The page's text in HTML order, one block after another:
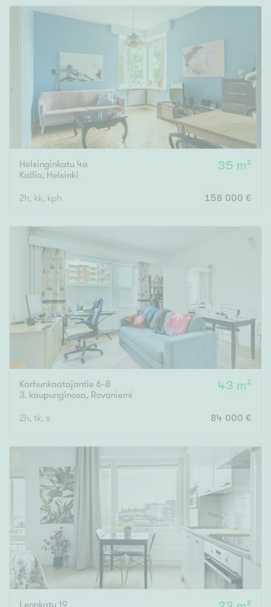
Helsinginkatu 4a
Kallio, Helsinki
35 m²
2h, kk, kph 158 000 €
Karhunkaatajantie 6-8
3. kaupunginosa, Rovaniemi
43 m²
2h, tk, s 84 000 €
Leonkatu 19